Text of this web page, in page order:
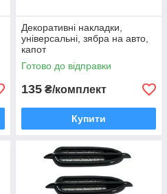
Декоративні накладки,
універсальні, зябра на авто,
капот
Готово до відправки
135 ₴/комплект
Купити